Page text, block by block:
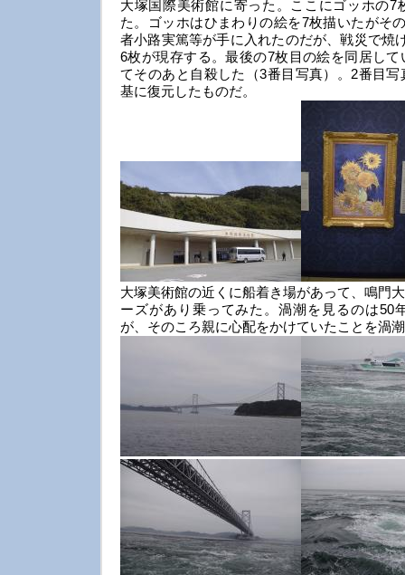
大塚国際美術館に寄った。ここにゴッホの7
た。ゴッホはひまわりの絵を7枚描いたがそ
者小路実篤等が手に入れたのだが、戦災で焼
6枚が現存する。最後の7枚目の絵を同居し
てそのあと自殺した（3番目写真）。2番目
基に復元したものだ。
大塚美術館の近くに船着き場があって、鳴門
ーズがあり乗ってみた。渦潮を見るのは50
が、そのころ親に心配をかけていたことを渦